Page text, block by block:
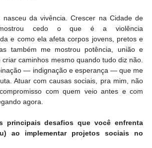
nasceu da vivência. Crescer na Cidade de
cedo o que é a violência
e como ela afeta corpos jovens, pretos e
também me mostrou potência, união e
caminhos mesmo quando tudo diz não.
— indignação e esperança — que me
Atuar com causas sociais, pra mim, não
com quem veio antes e com
agora.
principais desafios que você enfrenta
ao implementar projetos sociais no